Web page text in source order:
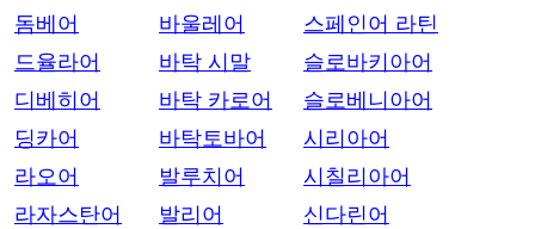
돔베어
드율라어
디베히어
딩카어
라오어
라자스탄어
바울레어
바탁 시말
바탁 카로어
바탁토바어
발루치어
발리어
스페인어 라틴
슬로바키아어
슬로베니아어
시리아어
시칠리아어
신다린어